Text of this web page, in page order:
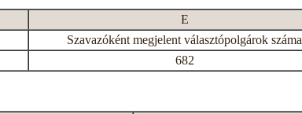
E
Szavazóként megjelent választópolgárok száma
682